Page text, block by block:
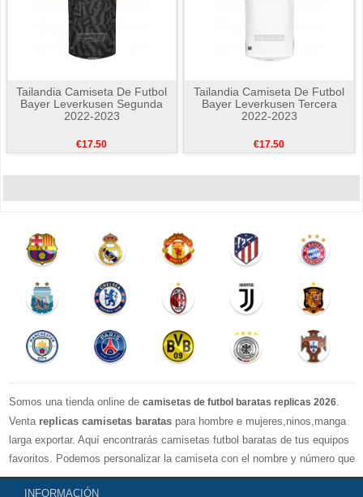
Tailandia Camiseta De Futbol
Bayer Leverkusen Segunda
2022-2023
€17.50
Tailandia Camiseta De Futbol
Bayer Leverkusen Tercera
2022-2023
€17.50
Somos una tienda online de camisetas de futbol baratas replicas 2026
Venta replicas camisetas baratas para hombre e mujeres,ninos,manga
larga exportar. Aquí encontrarás camisetas futbol baratas de tus equipos
favoritos. Podemos personalizar la camiseta con el nombre y número que
quieras. Nuestrascamisetas de futbol replicasson de máxima calidad
INFORMACIÓN